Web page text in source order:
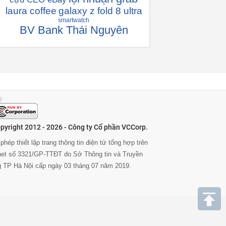
laura coffee galaxy z fold 8 ultra
smartwatch
BV Bank Thái Nguyên
2012 - 2026 - Công ty Cổ phần VCCorp.
thiết lập trang thông tin điện tử tổng hợp trên
số 3321/GP-TTĐT do Sở Thông tin và Truyền
TP Hà Nội cấp ngày 03 tháng 07 năm 2019.